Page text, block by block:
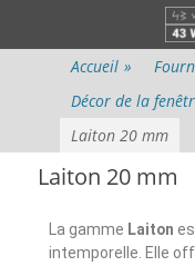
Menu
Accueil »
Décor de la
Laiton 20 mm
Laiton 20 mm
La gamme Laiton
intemporelle. Elle